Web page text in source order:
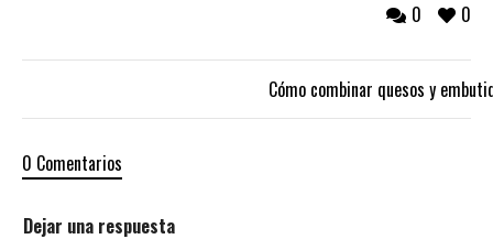
0
0
Cómo combinar quesos y
0 Comentarios
Dejar una respuesta